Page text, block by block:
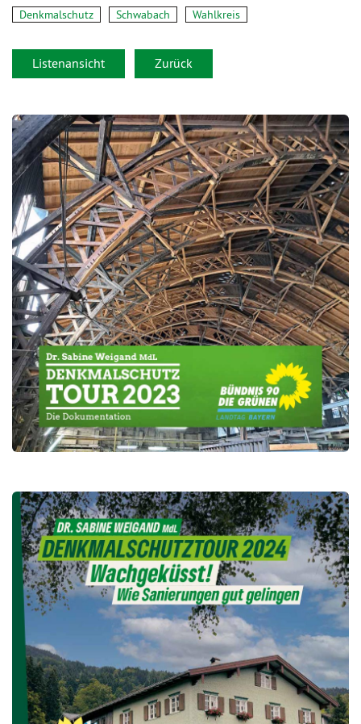
Denkmalschutz Schwabach Wahlkreis
Listenansicht Zurück